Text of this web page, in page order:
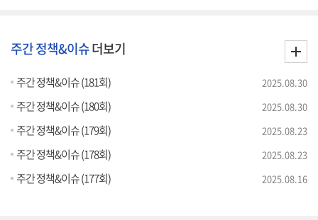
주간 정책&이슈더보기
주간 정책&이슈 (181회) 2025.08.30
주간 정책&이슈 (180회) 2025.08.30
주간 정책&이슈 (179회) 2025.08.23
주간 정책&이슈 (178회) 2025.08.23
주간 정책&이슈 (177회) 2025.08.16